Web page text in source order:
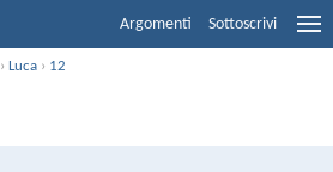
Argomenti Sottoscrivi
›Luca › 12